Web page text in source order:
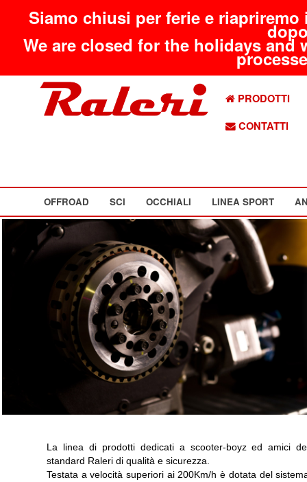
Siamo chiusi per ferie e
We are closed for the holidays
PRODOTTI
CONTATTI
OFFROAD SCI OCCHIALI LINEA SPORT
La linea di prodotti dedicati a scooter-boyz ed amici
standard Raleri di qualità e sicurezza.
Testata a velocità superiori ai 200Km/h è dotata del